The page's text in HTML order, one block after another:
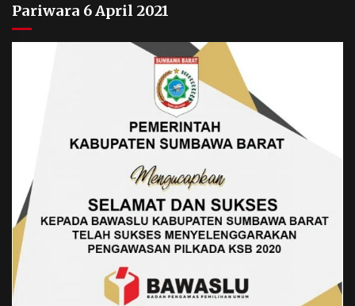
Pariwara 6 April 2021